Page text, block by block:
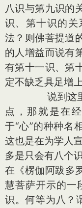
八识与第九识的
识、第十识的关
法？则佛菩提道
的人增益而说有
有第十一识、第
定不缺乏具足增
说到这里，
点，那就是在
于“心”的种种名
这也是在为学人
多是只会有八个
在《楞伽阿跋多
慧菩萨开示的一
识。何等为八？